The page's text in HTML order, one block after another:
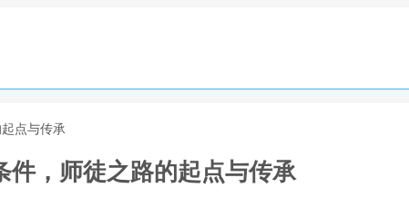
点与传承
件，师徒之路的起点与传承